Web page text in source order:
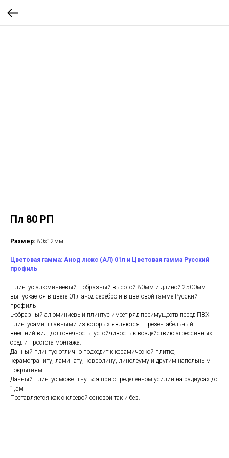
Пл 80 РП
Размер: 80х12мм
Цветовая гамма: Анод люкс (АЛ) 01л и Цветовая гамма Русский
профиль
Плинтус алюминиевый L-образный высотой 80мм и длиной 2500мм
выпускается в цвете 01л анод серебро и в цветовой гамме Русский
профиль
L-образный алюминиевый плинтус имеет ряд преимуществ перед ПВХ
плинтусами, главными из которых являются : презентабельный
внешний вид, долговечность, устойчивость к воздействию агрессивных
сред и простота монтажа.
Данный плинтус отлично подходит к керамической плитке,
керамограниту, ламинату, ковролину, линолеуму и другим напольным
покрытиям.
Данный плинтус может гнуться при определенном усилии на радиусах до
1,5м
Поставляется как с клеевой основой так и без.